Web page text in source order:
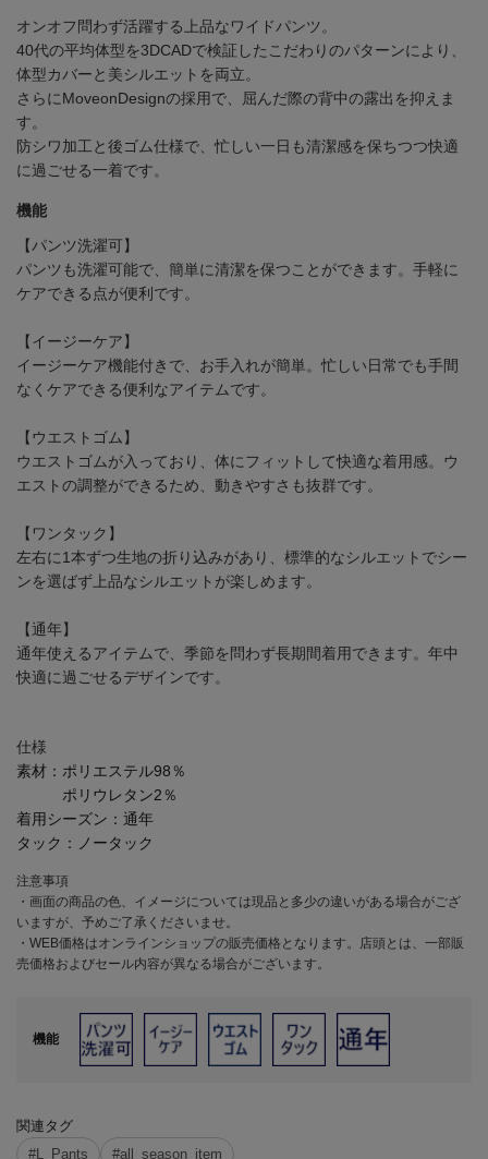
オンオフ問わず活躍する上品なワイドパンツ。
40代の平均体型を3DCADで検証したこだわりのパターンにより、
体型カバーと美シルエットを両立。
さらにMoveonDesignの採用で、屈んだ際の背中の露出を抑えま
す。
防シワ加工と後ゴム仕様で、忙しい一日も清潔感を保ちつつ快適
に過ごせる一着です。
機能
【パンツ洗濯可】
パンツも洗濯可能で、簡単に清潔を保つことができます。手軽に
ケアできる点が便利です。
【イージーケア】
イージーケア機能付きで、お手入れが簡単。忙しい日常でも手間
なくケアできる便利なアイテムです。
【ウエストゴム】
ウエストゴムが入っており、体にフィットして快適な着用感。ウ
エストの調整ができるため、動きやすさも抜群です。
【ワンタック】
左右に1本ずつ生地の折り込みがあり、標準的なシルエットでシー
ンを選ばず上品なシルエットが楽しめます。
【通年】
通年使えるアイテムで、季節を問わず長期間着用できます。年中
快適に過ごせるデザインです。
仕様
素材： ポリエステル98％
ポリウレタン2％
着用シーズン： 通年
タック：
ノータック
注意事項
・画面の商品の色、イメージについては現品と多少の違いがある場合がござ
いますが、予めご了承くださいませ。
・WEB価格はオンラインショップの販売価格となります。店頭とは、一部販
売価格およびセール内容が異なる場合がございます。
機能
関連タグ
#L_Pants
#all_season_item